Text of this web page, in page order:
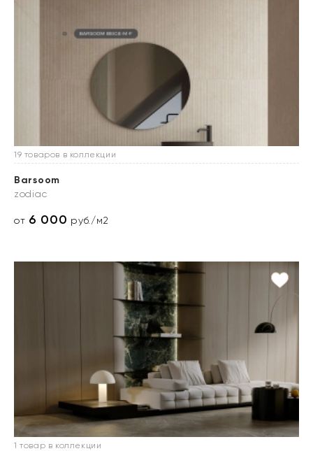
19 товаров в коллекции
Barsoom
zodiac
от 6 000 руб./м2
1 товар в коллекции